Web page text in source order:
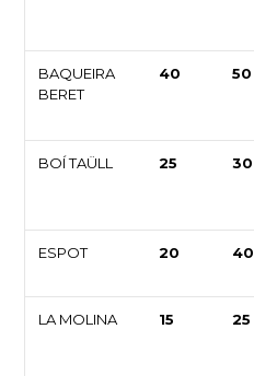
BAQUEIRA
BERET
40 50
BOÍ TAÜLL 25 30
ESPOT 20 40
LA MOLINA 15 25